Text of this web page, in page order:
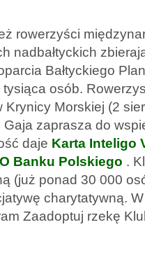
rowerzyści
nadbałtyckich
Bałtyckiego
tysiąca osób.
Krynicy Morskiej (2
zaprasza do
daje Karta Inteligo
Banku Polskiego .
(już ponad 30 000
charytatywną.
Zaadoptuj rzekę